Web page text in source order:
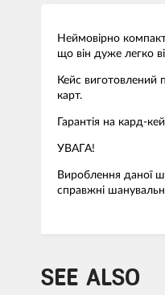
Неймовірно
що він дуже легко
Кейс виготовлений
карт.
Гарантія на кард-
УВАГА!
Вироблення даної
справжні
SEE ALSO